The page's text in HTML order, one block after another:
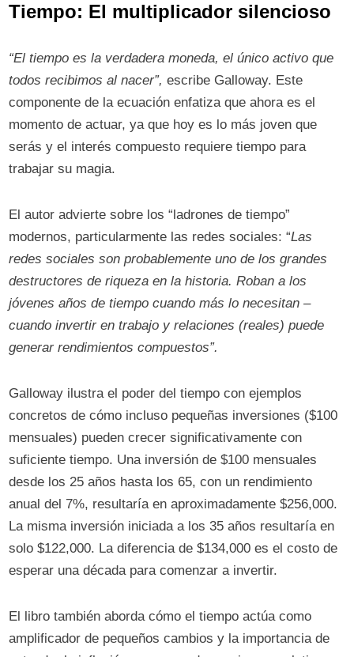
Tiempo: El multiplicador silencioso
“El tiempo es la verdadera moneda, el único activo que
todos recibimos al nacer”, escribe Galloway. Este
componente de la ecuación enfatiza que ahora es el
momento de actuar, ya que hoy es lo más joven que
serás y el interés compuesto requiere tiempo para
trabajar su magia.
El autor advierte sobre los “ladrones de tiempo”
modernos, particularmente las redes sociales: “Las
redes sociales son probablemente uno de los grandes
destructores de riqueza en la historia. Roban a los
jóvenes años de tiempo cuando más lo necesitan –
cuando invertir en trabajo y relaciones (reales) puede
generar rendimientos compuestos”.
Galloway ilustra el poder del tiempo con ejemplos
concretos de cómo incluso pequeñas inversiones ($100
mensuales) pueden crecer significativamente con
suficiente tiempo. Una inversión de $100 mensuales
desde los 25 años hasta los 65, con un rendimiento
anual del 7%, resultaría en aproximadamente $256,000.
La misma inversión iniciada a los 35 años resultaría en
solo $122,000. La diferencia de $134,000 es el costo de
esperar una década para comenzar a invertir.
El libro también aborda cómo el tiempo actúa como
amplificador de pequeños cambios y la importancia de